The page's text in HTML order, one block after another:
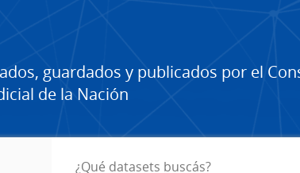
guardados y publicados por el
de la Nación